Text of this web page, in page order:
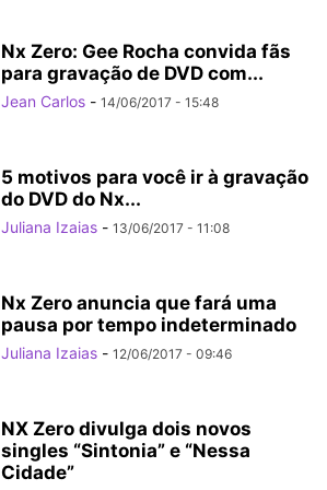
Nx Zero: Gee Rocha convida fãs
para gravação de DVD com...
Jean Carlos - 14/06/2017 - 15:48
5 motivos para você ir à gravação
do DVD do Nx...
Juliana Izaias - 13/06/2017 - 11:08
Nx Zero anuncia que fará uma
pausa por tempo indeterminado
Juliana Izaias - 12/06/2017 - 09:46
NX Zero divulga dois novos
singles “Sintonia” e “Nessa
Cidade”